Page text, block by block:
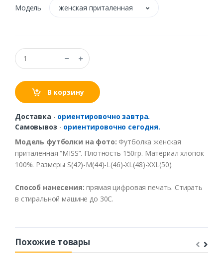
Модель женская приталенная
В корзину
Доставка - ориентировочно завтра.
Самовывоз - ориентировочно сегодня.
Модель футболки на фото: Футболка женская
приталенная “MISS”. Плотность 150гр. Материал хлопок
100%. Размеры S(42)-M(44)-L(46)-XL(48)-XXL(50).
Способ нанесения: прямая цифровая печать. Стирать
в стиральной машине до 30С.
Похожие товары